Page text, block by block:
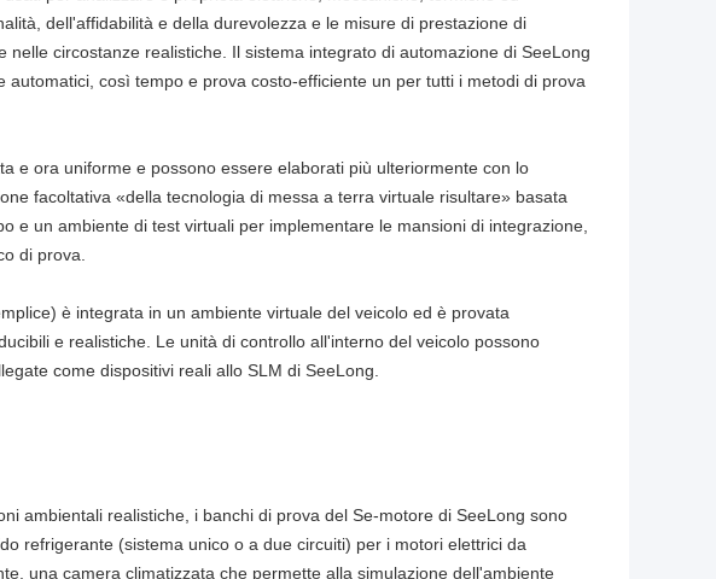
dell'affidabilità e della durevolezza e le misure di prestazione di
circostanze realistiche. Il sistema integrato di automazione di SeeLong
così tempo e prova costo-efficiente un per tutti i metodi di prova
e ora uniforme e possono essere elaborati più ulteriormente con lo
facoltativa «della tecnologia di messa a terra virtuale risultare» basata
e un ambiente di test virtuali per implementare le mansioni di integrazione,
di prova.
è integrata in un ambiente virtuale del veicolo ed è provata
e realistiche. Le unità di controllo all'interno del veicolo possono
come dispositivi reali allo SLM di SeeLong.
ambientali realistiche, i banchi di prova del Se-motore di SeeLong sono
refrigerante (sistema unico o a due circuiti) per i motori elettrici da
una camera climatizzata che permette alla simulazione dell'ambiente